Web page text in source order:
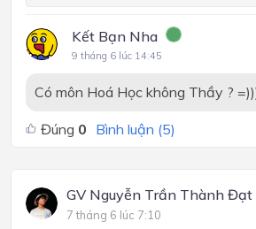
Kết Bạn Nha
9 tháng 6 lúc 14:45
Có môn Hoá Học không Thầy ?
Đúng 0 Bình luận (5)
GV Nguyễn Trần Thành Đạt
7 tháng 6 lúc 7:10